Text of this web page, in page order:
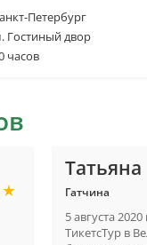
Петербург
Гостиный двор
часов
Татьяна
Гатчина
5 августа
ТикетсТур в